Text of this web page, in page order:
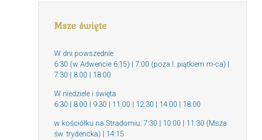
Msze święte
W dni powszednie
6:30 (w Adwencie 6:15) | 7:00 (poza I. piątkiem m-ca) |
7:30 | 8:00 | 18:00
W niedziele i święta
6:30 | 8:00 | 9:30 | 11:00 | 12:30 | 14:00 | 18:00
w kościółku na Stradomiu: 7:30 | 10:00 | 11:30 (Msza
św. trydencka) | 14:15